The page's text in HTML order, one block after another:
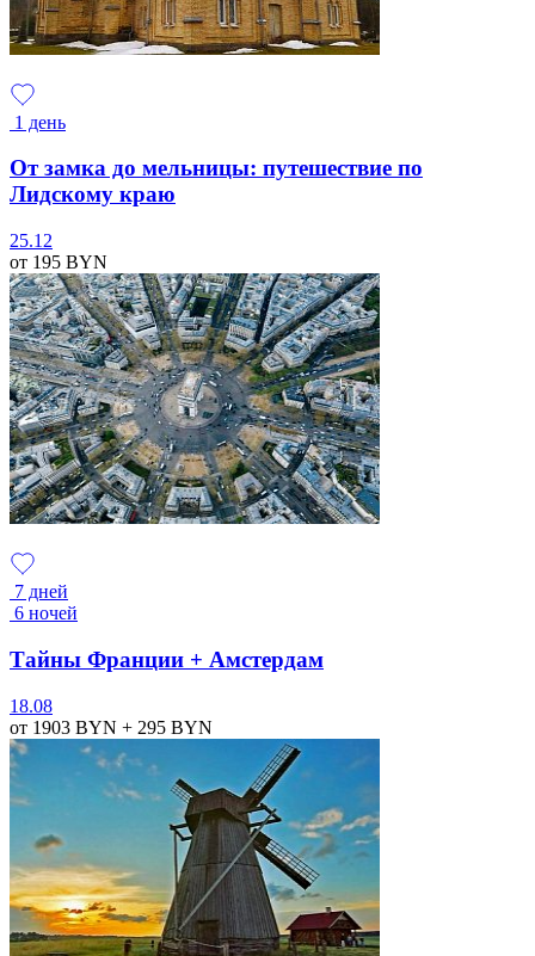
1 день
От замка до мельницы: путешествие по
Лидскому краю
25.12
от 195 BYN
7 дней
6 ночей
Тайны Франции + Амстердам
18.08
от 1903 BYN + 295 BYN